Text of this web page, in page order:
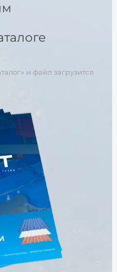
и файл загрузится